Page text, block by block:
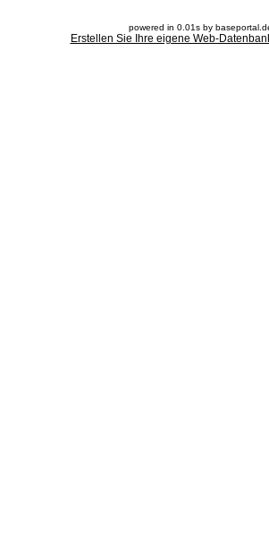
powered in 0.01s by
Erstellen Sie Ihre eigene Web-